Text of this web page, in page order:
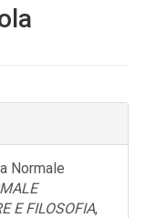
Normale
E FILOSOFIA,